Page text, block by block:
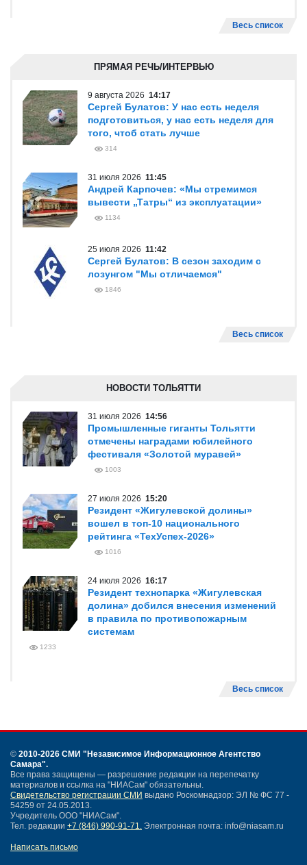
Весь список
ПРЯМАЯ РЕЧЬ/ИНТЕРВЬЮ
9 августа 2026 14:17
Сергей Булатов: У нас есть неделя
подготовиться, у нас есть неделя для
того, чтоб стать лучше
314
31 июля 2026 11:45
Андрей Карпочев: «Мы стремимся
вывести „Татры“ из эксплуатации»
1134
25 июля 2026 11:42
Сергей Булатов: В сезон заходим с
лозунгом "Мы отличаемся"
1846
Весь список
НОВОСТИ ТОЛЬЯТТИ
31 июля 2026 14:56
Промышленные гиганты Тольятти
отмечены наградами юбилейного
фестиваля «Золотой муравей»
1003
27 июля 2026 15:20
Резидент «Жигулевской долины»
вошел в топ-10 национального
рейтинга «ТехУспех-2026»
1016
24 июля 2026 16:17
Резидент технопарка «Жигулевская
долина» добился внесения изменений
в правила по противопожарным
системам
1233
Весь список
© 2010-2026 СМИ "Независимое Информационное Агентство
Самара".
Все права защищены — разрешение редакции на перепечатку
материалов и ссылка на "НИАСам" обязательны.
Свидетельство регистрации СМИ выдано Роскомнадзор: ЭЛ № ФС 77 -
54259 от 24.05.2013.
Учредитель ООО "НИАСам".
Тел. редакции +7 (846) 990-91-71. Электронная почта: info@niasam.ru
Написать письмо